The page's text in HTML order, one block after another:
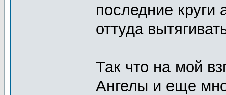
последние круги
оттуда
Так что на мой
Ангелы и еще